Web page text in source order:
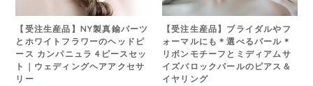
【受注生産品】NY製真鍮パーツ
とホワイトフラワーのヘッドピ
ース カンパニュラ 4ピースセッ
ト｜ウェディングヘアアクセサ
リー
【受注生産品】ブライダルやフ
ォーマルにも＊選べるパール＊
リボンモチーフとミディアムサ
イズバロックパールのピアス＆
イヤリング